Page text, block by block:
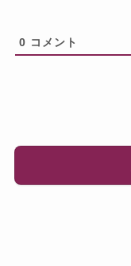
0 コメント